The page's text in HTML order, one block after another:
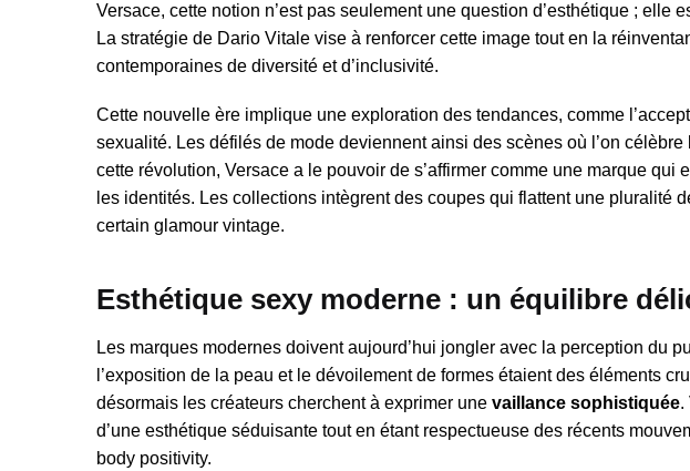
Versace, cette notion n’est pas seulement une question d’esthétique ; elle
La stratégie de Dario Vitale vise à renforcer cette image tout en la
contemporaines de diversité et d’inclusivité.
Cette nouvelle ère implique une exploration des tendances, comme
sexualité. Les défilés de mode deviennent ainsi des scènes où l’on
cette révolution, Versace a le pouvoir de s’affirmer comme une marque
les identités. Les collections intègrent des coupes qui flattent une pluralité
certain glamour vintage.
Esthétique sexy moderne : un équilibre
Les marques modernes doivent aujourd’hui jongler avec la perception du
l’exposition de la peau et le dévoilement de formes étaient des éléments
désormais les créateurs cherchent à exprimer une vaillance sophistiquée.
d’une esthétique séduisante tout en étant respectueuse des récents
body positivity.